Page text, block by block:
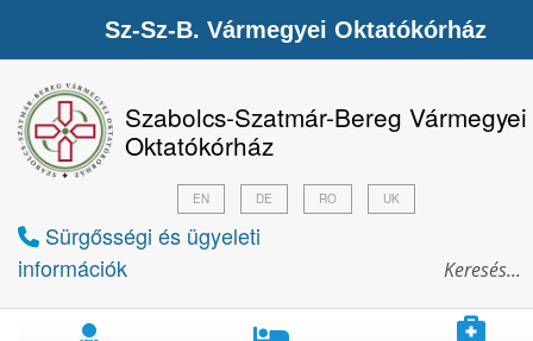
Szabolcs-Szatmár-Bereg Vármegyei
Oktatókórház
Sürgősségi és ügyeleti
információk
EN DE RO UK
Sz-Sz-B. Vármegyei Oktatókórház